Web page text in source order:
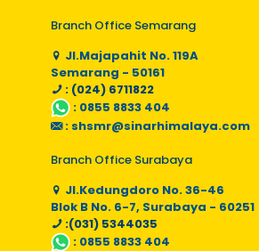
Branch Office Semarang
Jl.Majapahit No. 119A
Semarang - 50161
: (024) 6711822
: 0855 8833 404
: shsmr@sinarhimalaya.com
Branch Office Surabaya
Jl.Kedungdoro No. 36-46
Blok B No. 6-7, Surabaya - 60251
:(031) 5344035
: 0855 8833 404